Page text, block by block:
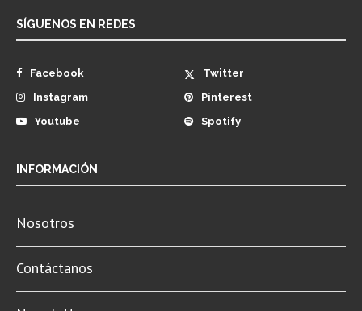
SÍGUENOS EN REDES
Facebook
Twitter
Instagram
Pinterest
Youtube
Spotify
INFORMACIÓN
Nosotros
Contáctanos